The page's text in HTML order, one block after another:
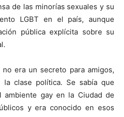
de las minorías sexuales y su
LGBT en el país, aunque
pública explícita sobre su
no era un secreto para amigos,
clase política. Se sabía que
ambiente gay en la Ciudad de
y era conocido en esos